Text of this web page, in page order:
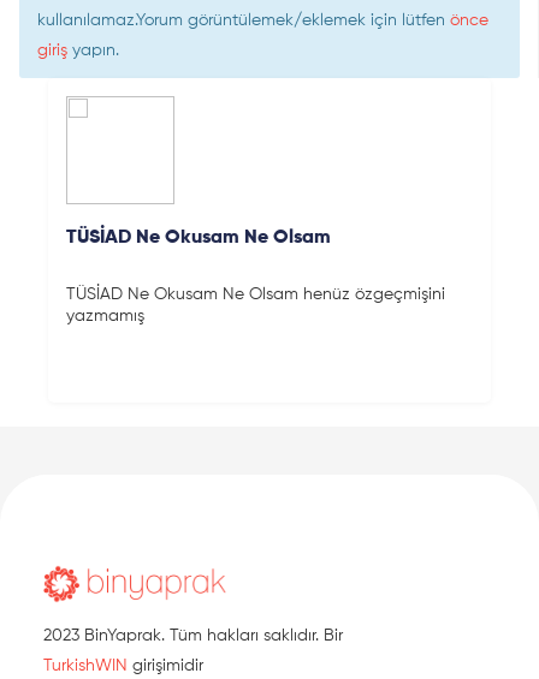
kullanılamaz.Yorum görüntülemek/eklemek için lütfen önce
giriş yapın.
TÜSİAD Ne Okusam Ne Olsam
TÜSİAD Ne Okusam Ne Olsam henüz özgeçmişini
yazmamış
2023 BinYaprak. Tüm hakları saklıdır. Bir
TurkishWIN girişimidir